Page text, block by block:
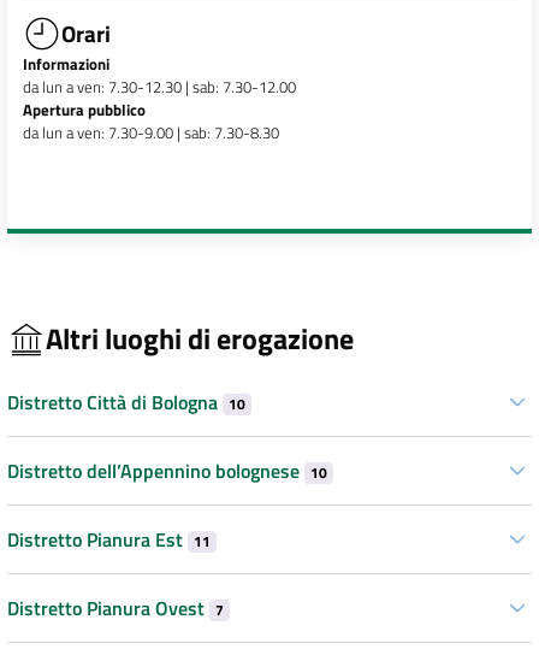
Orari
Informazioni
da lun a ven: 7.30-12.30 | sab: 7.30-12.00
Apertura pubblico
da lun a ven: 7.30-9.00 | sab: 7.30-8.30
Altri luoghi di erogazione
Distretto Città di Bologna 10
Distretto dell’Appennino bolognese 10
Distretto Pianura Est 11
Distretto Pianura Ovest 7